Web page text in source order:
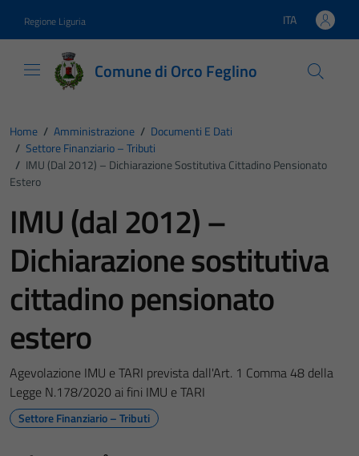
Regione Liguria Lingua attiva:
ITA
Comune di Orco Feglino
Home / Amministrazione / Documenti E Dati
/ Settore Finanziario – Tributi
/ IMU (dal 2012) – Dichiarazione Sostitutiva Cittadino Pensionato
Estero
IMU (dal 2012) –
Dichiarazione sostitutiva
cittadino pensionato
estero
Agevolazione IMU e TARI prevista dall'Art. 1 Comma 48 della
Legge N.178/2020 ai fini IMU e TARI
Settore Finanziario – Tributi